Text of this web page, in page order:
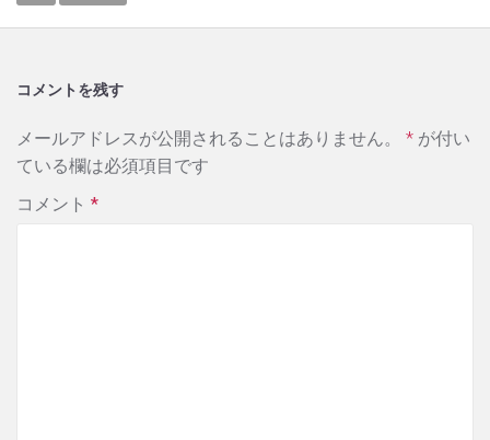
コメントを残す
メールアドレスが公開されることはありません。 * が付い
ている欄は必須項目です
コメント *